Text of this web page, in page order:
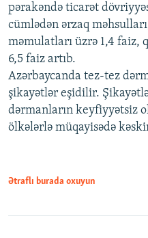
pərakəndə ticarət
cümlədən ərzaq
məmulatları üzrə 1,4 faiz,
6,5 faiz artıb.
Azərbaycanda tez-tez
şikayətlər eşidilir.
dərmanların keyfiyyətsiz
ölkələrlə müqayisədə
Ətraflı burada oxuyun